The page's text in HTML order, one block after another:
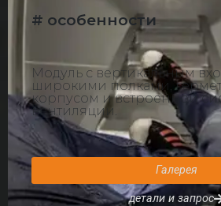
# особенности
Модуль с вертикальным
широкими полками,
корпусом и встроенной
вентиляции.
Галерея
детали и запрос